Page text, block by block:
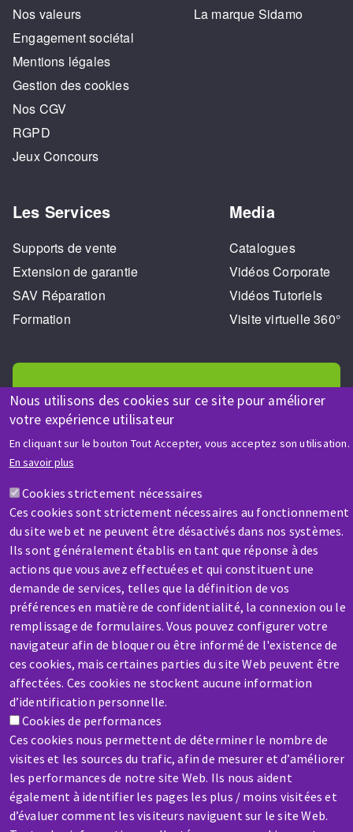
Nous utilisons des cookies sur ce site pour améliorer
votre expérience utilisateur
En cliquant sur le bouton Tout Accepter, vous acceptez son utilisation.
En savoir plus
Cookies strictement nécessaires
Ces cookies sont strictement nécessaires au fonctionnement
du site web et ne peuvent être désactivés dans nos systèmes.
Ils sont généralement établis en tant que réponse à des
actions que vous avez effectuées et qui constituent une
demande de services, telles que la définition de vos
préférences en matière de confidentialité, la connexion ou le
remplissage de formulaires. Vous pouvez configurer votre
navigateur afin de bloquer ou être informé de l'existence de
ces cookies, mais certaines parties du site Web peuvent être
affectées. Ces cookies ne stockent aucune information
d’identification personnelle.
Cookies de performances
Ces cookies nous permettent de déterminer le nombre de
visites et les sources du trafic, afin de mesurer et d’améliorer
les performances de notre site Web. Ils nous aident
également à identifier les pages les plus / moins visitées et
d’évaluer comment les visiteurs naviguent sur le site Web.
Nos valeurs
Engagement sociétal
Mentions légales
Gestion des cookies
Nos CGV
RGPD
Jeux Concours
La marque Sidamo
Les Services
Supports de vente
Extension de garantie
SAV Réparation
Formation
Media
Catalogues
Vidéos Corporate
Vidéos Tutoriels
Visite virtuelle 360°
AIDE & CONTACT
Une question ? Un renseignement ?
Contactez-nous
SAV / RÉPARATION
Une machine cassée ? En panne ?
Contactez-nous
Aller